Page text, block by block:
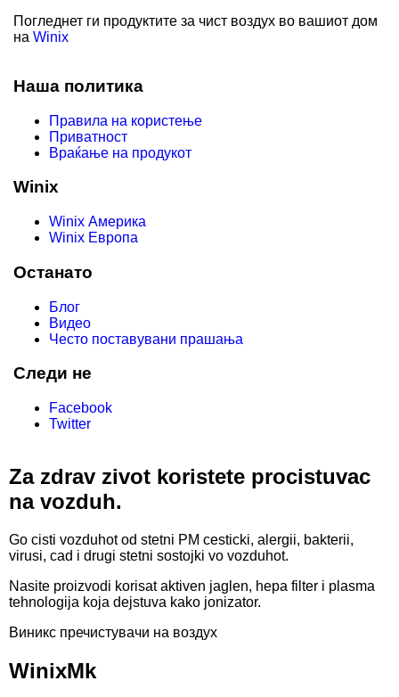
Погледнет ги продуктите за чист воздух во вашиот дом
на Winix
Наша политика
Правила на користење
Приватност
Враќање на продукот
Winix
Winix Америка
Winix Европа
Останато
Блог
Видео
Често поставувани прашања
Следи не
Facebook
Twitter
Za zdrav zivot koristete procistuvac
na vozduh.
Go cisti vozduhot od stetni PM cesticki, alergii, bakterii,
virusi, cad i drugi stetni sostojki vo vozduhot.
Nasite proizvodi korisat aktiven jaglen, hepa filter i plasma
tehnologija koja dejstuva kako jonizator.
Виникс пречистувачи на воздух
WinixMk